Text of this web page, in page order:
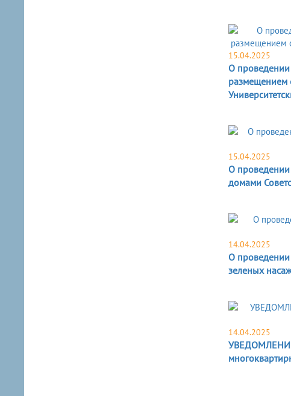
15.04.2025
О проведении
размещением
15.04.2025
О
домами
14.04.2025
О
зеленых
14.04.2025
УВЕДОМЛЕНИЕ